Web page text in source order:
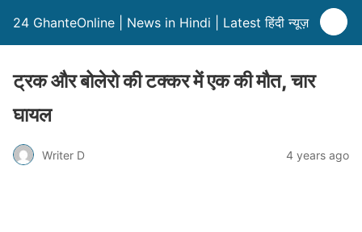
24 GhanteOnline | News in Hindi | Latest हिंदी न्यूज़
ट्रक और बोलेरो की टक्कर में एक की मौत, चार
घायल
Writer D 4 years ago